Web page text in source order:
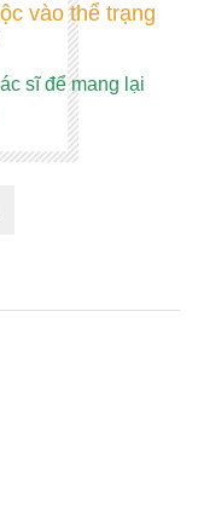
vào thể trạng
sĩ để mang lại